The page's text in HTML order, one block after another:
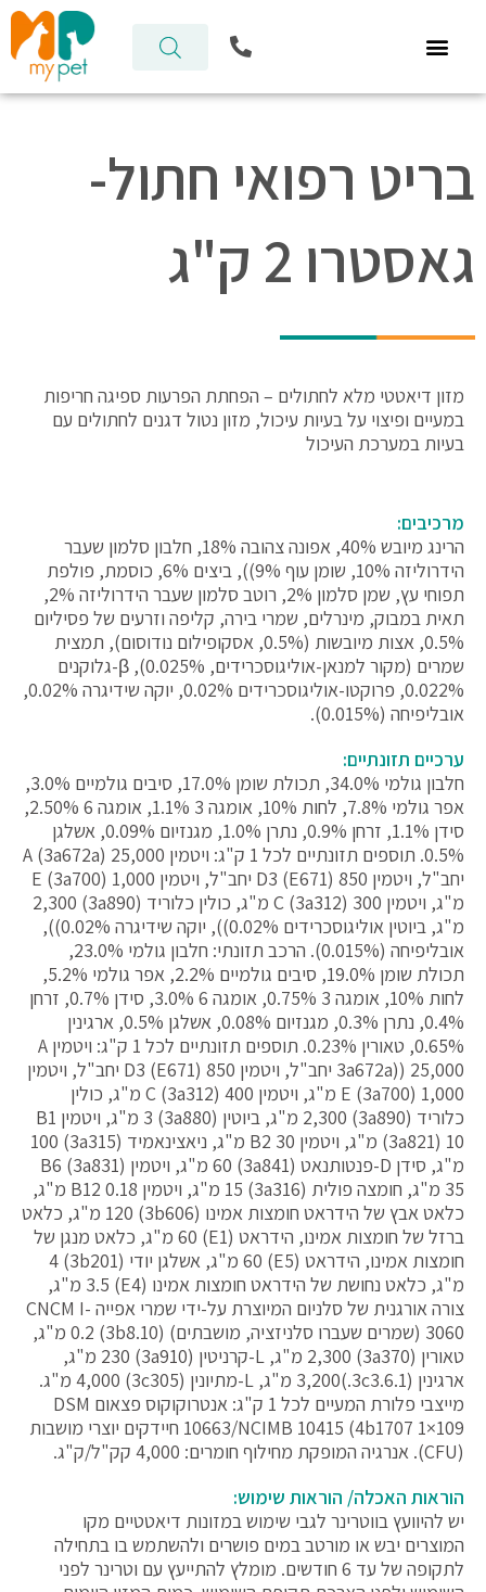
n
a
l
t
בריט רפואי חתול-
גאסטרו 2 ק"ג
מזון דיאטטי מלא לחתולים – הפחתת הפרעות ספיגה חריפות
במעיים ופיצוי על בעיות עיכול, מזון נטול דגנים לחתולים עם
בעיות במערכת העיכול
מרכיבים:
הרינג מיובש ‎40%, אפונה צהובה ‎18%, חלבון סלמון שעבר
הידרוליזה ‎10%, שומן עוף ‎9%)), ביצים ‎6%, כוסמת, פולפת
תפוחי עץ, שמן סלמון ‎2%, רוטב סלמון שעבר הידרוליזה ‎2%,
תאית במבוק, מינרלים, שמרי בירה, קליפה וזרעים של פסיליום
‎0.5%, אצות מיובשות (‎0.5%, אסקופילום נודוסום), תמצית
שמרים (מקור למנאן-אוליגוסכרידים, ‎0.025%), β-גלוקנים
‎0.022%, פרוקטו-אוליגוסכרידים ‎0.02%, יוקה שידיגרה ‎0.02%,
אובליפיחה (‎0.015%).
ערכיים תזונתיים:
חלבון גולמי ‎34.0%, תכולת שומן ‎17.0%, סיבים גולמיים ‎3.0%,
אפר גולמי ‎7.8%, לחות ‎10%, אומגה 3 ‎1.1%, אומגה 6 ‎2.50%,
סידן ‎1.1%, זרחן ‎0.9%, נתרן ‎1.0%, מגנזיום ‎0.09%, אשלגן
‎0.5%. תוספים תזונתיים לכל 1 ק"ג: ויטמין A (‎‎3a672a) 25,000
יחב"ל, ויטמין D3‎ (‎E671) 850 יחב"ל, ויטמין E (3a700) 1,000
מ"ג, ויטמין C (‎3a312) 300 מ"ג, כולין כלוריד (‎3a890) 2,300
מ"ג, ביוטין אוליגוסכרידים ‎0.02%)), יוקה שידיגרה ‎0.02%)),
אובליפיחה (‎0.015%). הרכב תזונתי: חלבון גולמי ‎23.0%,
תכולת שומן ‎19.0%, סיבים גולמיים ‎2.2%, אפר גולמי ‎5.2%,
לחות ‎10%, אומגה 3 ‎0.75%, אומגה 6 ‎3.0%, סידן ‎0.7%, זרחן
‎0.4%, נתרן ‎0.3%, מגנזיום ‎0.08%, אשלגן ‎0.5%, ארגינין
‎0.65%, טאורין ‎0.23%. תוספים תזונתיים לכל 1 ק"ג: ויטמין A
3a672a)) 25,000 יחב"ל, ויטמין D3‎ (‎E671) 850 יחב"ל, ויטמין
E (3a700) 1,000 מ"ג, ויטמין C (‎3a312) 400 מ"ג, כולין
כלוריד (‎3a890) 2,300 מ"ג, ביוטין (‎3a880) 3 מ"ג, ויטמין B1
(‎3a821) 10 מ"ג, ויטמין B2 30 מ"ג, ניאצינאמיד (‎3a315) 100
מ"ג, סידן D-פנטותנאט (‎3a841) 60 מ"ג, ויטמין B6 (‎3a831)
35 מ"ג, חומצה פולית (‎3a316) 15 מ"ג, ויטמין B12 0.18 מ"ג,
כלאט אבץ של הידראט חומצות אמינו (3b606) 120 מ"ג, כלאט
ברזל של חומצות אמינו, הידראט (E1) 60 מ"ג, כלאט מנגן של
חומצות אמינו, הידראט (E5) 60 מ"ג, אשלגן יודי (3b201) 4
מ"ג, כלאט נחושת של הידראט חומצות אמינו (E4) 3.5 מ"ג,
צורה אורגנית של סלניום המיוצרת על-ידי שמרי אפייה CNCM I-
3060 (שמרים שעברו סלניזציה, מושבתים) (3b8.10) 0.2 מ"ג,
טאורין (‎3a370) 2,300 מ"ג, L-קרניטין (‎3a910) 230 מ"ג,
ארגינין (‎3c3.6.1.)3,200 מ"ג, L-מתיונין (3c305) 4,000 מ"ג.
מייצבי פלורת המעיים לכל 1 ק"ג: אנטרוקוקוס פצאום DSM
10663/NCIMB 10415 (4b1707 ‎1×109 חיידקים יוצרי מושבות
(CFU). אנרגיה המופקת מחילוף חומרים: 4,000 קק"ל/ק"ג.
הוראות האכלה/ הוראות שימוש:
יש להיוועץ בווטרינר לגבי שימוש במזונות דיאטטיים מקו
המוצרים יבש או מורטב במים פושרים ולהשתמש בו בתחילה
לתקופה של עד 6 חודשים. מומלץ להתייעץ עם וטרינר לפני